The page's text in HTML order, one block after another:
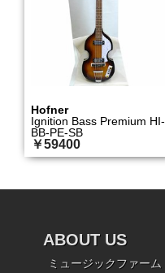
Hofner
Ignition Bass Premium HI-
BB-PE-SB
￥59400
ABOUT US
ミュージックファーム